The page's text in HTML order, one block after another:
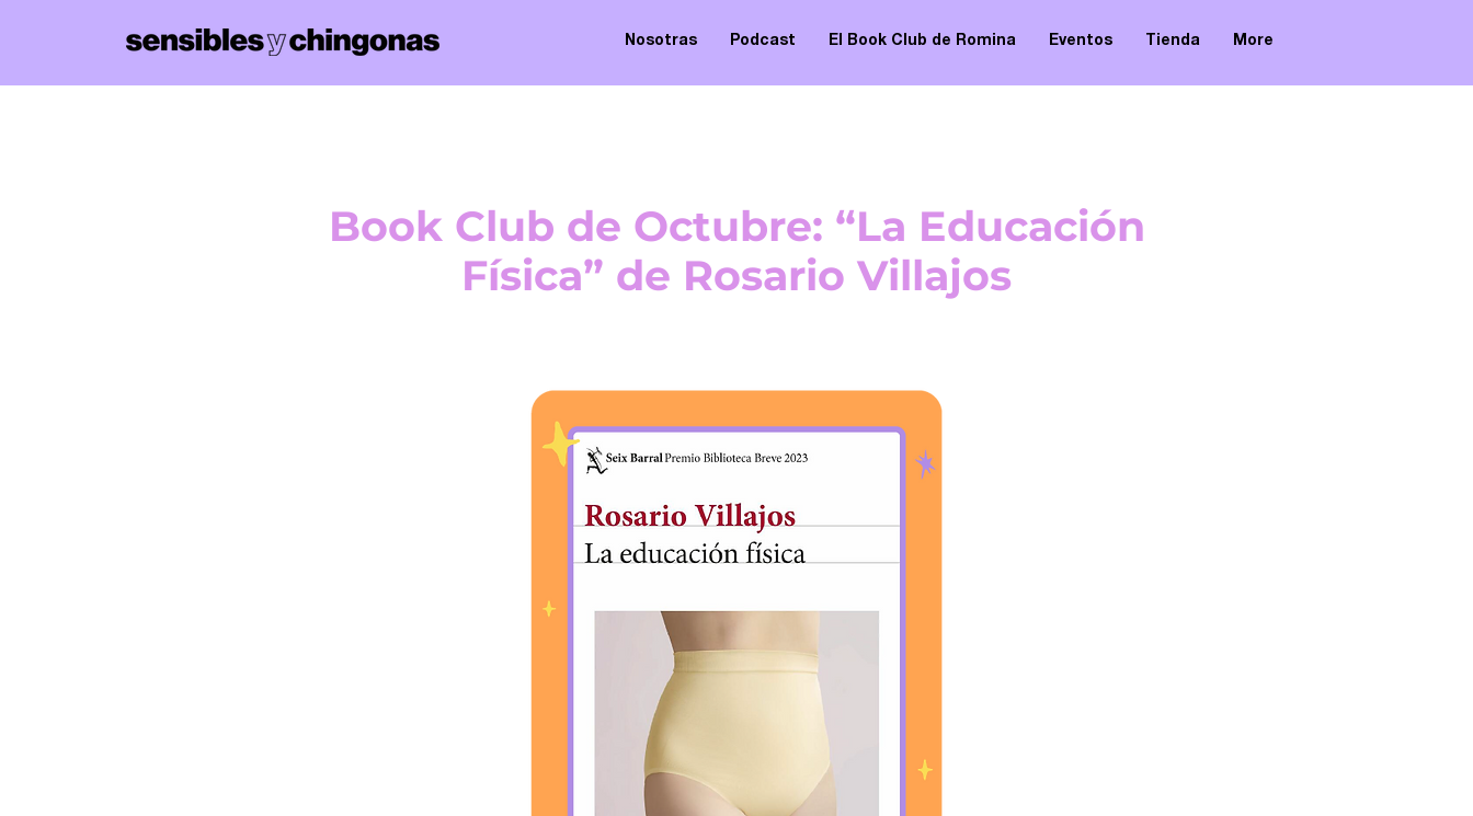
Nosotras Podcast El Book Club de Romina Eventos Tienda More
Book Club de Octubre: “La Educación
Física” de Rosario Villajos